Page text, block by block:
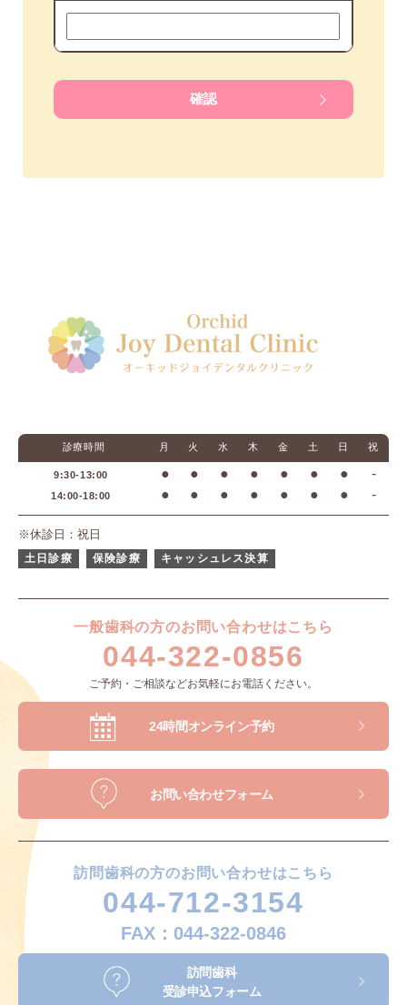
診療時間 月 火 水 木 金 土 日 祝
9:30-13:00 ● ● ● ● ● ● ● -
14:00-18:00 ● ● ● ● ● ● ● -
※休診日：祝日
土日診療 保険診療 キャッシュレス決算
一般歯科の方のお問い合わせはこちら
044-322-0856
ご予約・ご相談などお気軽にお電話ください。
24時間オンライン予約
お問い合わせフォーム
訪問歯科の方のお問い合わせはこちら
044-712-3154
FAX：044-322-0846
訪問歯科
受診申込フォーム